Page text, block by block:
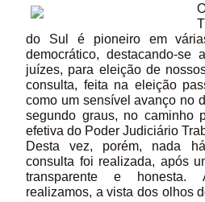
do Sul é pioneiro em
democrático, destacando-
juízes, para eleição de
consulta, feita na eleição
como um sensível avanço no
segundo graus, no caminho
efetiva do Poder Judiciário
Desta vez, porém, nada
consulta foi realizada, após
transparente e honesta.
realizamos, a vista dos olhos